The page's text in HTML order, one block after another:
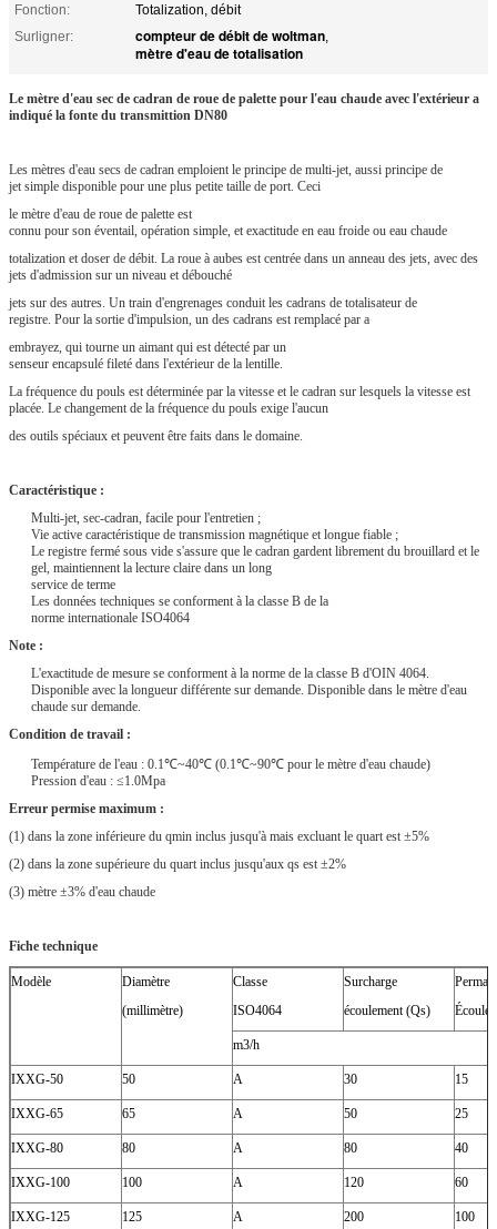
Fonction:
Totalization, débit
Surligner:
compteur de débit de woltman,
mètre d'eau de totalisation
Le mètre d'eau sec de cadran de roue de palette pour l'eau chaude avec l'extérieur a
indiqué la fonte du transmittion DN80
Les mètres d'eau secs de cadran emploient le principe de multi-jet, aussi principe de
jet simple disponible pour une plus petite taille de port. Ceci
le mètre d'eau de roue de palette est
connu pour son éventail, opération simple, et exactitude en eau froide ou eau chaude
totalization et doser de débit. La roue à aubes est centrée dans un anneau des jets, avec des
jets d'admission sur un niveau et débouché
jets sur des autres. Un train d'engrenages conduit les cadrans de totalisateur de
registre. Pour la sortie d'impulsion, un des cadrans est remplacé par a
embrayez, qui tourne un aimant qui est détecté par un
senseur encapsulé fileté dans l'extérieur de la lentille.
La fréquence du pouls est déterminée par la vitesse et le cadran sur lesquels la vitesse est
placée. Le changement de la fréquence du pouls exige l'aucun
des outils spéciaux et peuvent être faits dans le domaine.
Caractéristique :
Multi-jet, sec-cadran, facile pour l'entretien ;
Vie active caractéristique de transmission magnétique et longue fiable ;
Le registre fermé sous vide s'assure que le cadran gardent librement du brouillard et le
gel, maintiennent la lecture claire dans un long
service de terme
Les données techniques se conforment à la classe B de la
norme internationale ISO4064
Note :
L'exactitude de mesure se conforment à la norme de la classe B d'OIN 4064.
Disponible avec la longueur différente sur demande. Disponible dans le mètre d'eau
chaude sur demande.
Condition de travail :
Température de l'eau : 0.1℃~40℃ (0.1℃~90℃ pour le mètre d'eau chaude)
Pression d'eau : ≤1.0Mpa
Erreur permise maximum :
(1) dans la zone inférieure du qmin inclus jusqu'à mais excluant le quart est ±5%
(2) dans la zone supérieure du quart inclus jusqu'aux qs est ±2%
(3) mètre ±3% d'eau chaude
Fiche technique
Modèle
Diamètre
(millimètre)
Classe
ISO4064
Surcharge
écoulement (Qs)
m3/h
IXXG-50 50 A 30 15
IXXG-65 65 A 50 25
IXXG-80 80 A 80 40
IXXG-100 100 A 120 60
IXXG-125 125 A 200 100